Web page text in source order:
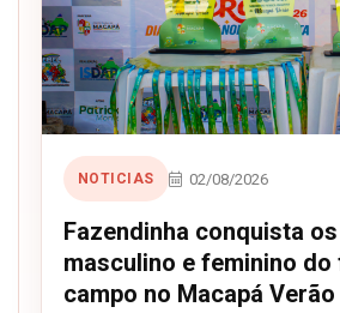
NOTICIAS 02/08/2026
Fazendinha conquista
masculino e feminino
campo no Macapá